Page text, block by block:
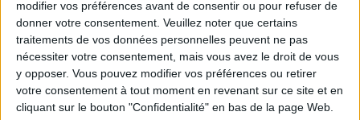
modifier vos préférences avant de consentir ou pour refuser de
donner votre consentement. Veuillez noter que certains
traitements de vos données personnelles peuvent ne pas
nécessiter votre consentement, mais vous avez le droit de vous
y opposer. Vous pouvez modifier vos préférences ou retirer
votre consentement à tout moment en revenant sur ce site et en
cliquant sur le bouton "Confidentialité" en bas de la page Web.